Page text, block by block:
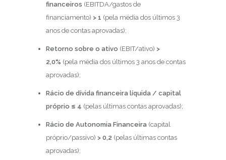
financeiros (EBITDA/gastos de
financiamento) > 1 (pela média dos últimos 3
anos de contas aprovadas);
Retorno sobre o ativo (EBIT/ativo) >
2,0% (pela média dos últimos 3 anos de contas
aprovadas);
Rácio de dívida financeira líquida / capital
próprio ≤ 4 (pelas últimas contas aprovadas);
Rácio de Autonomia Financeira(capital
próprio/passivo) > 0,2 (pelas últimas contas
aprovadas);